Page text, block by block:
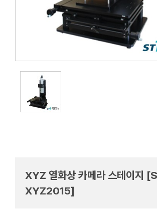
XYZ 열화상 카메라 스테이지
XYZ2015]